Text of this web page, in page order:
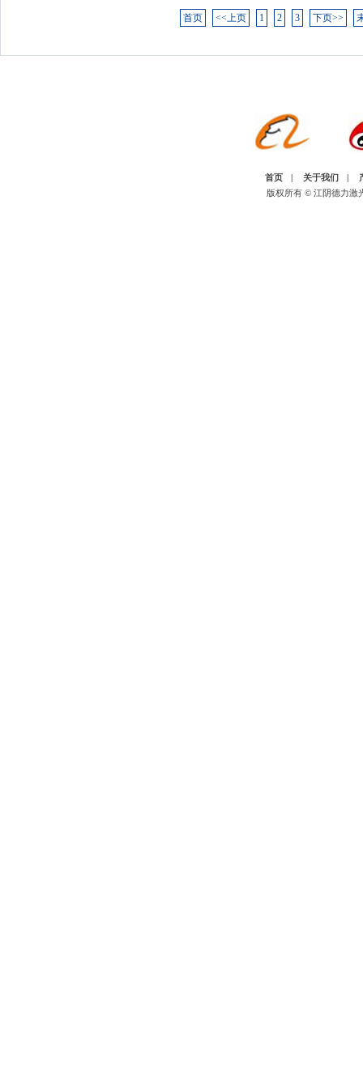
首页 <<上页 1 2 3 下页>>
首页 | 关于我们 |
版权所有 © 江阴德力激